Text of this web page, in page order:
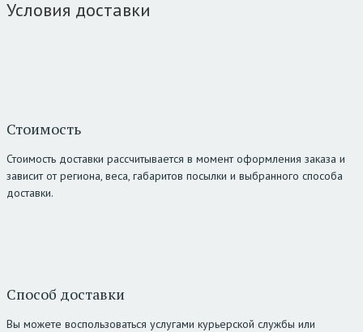
Условия доставки
Стоимость
Стоимость доставки рассчитывается в момент оформления заказа и
зависит от региона, веса, габаритов посылки и выбранного способа
доставки.
Способ доставки
Вы можете воспользоваться услугами курьерской службы или